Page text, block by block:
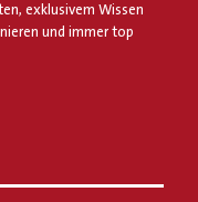
exklusivem Wissen
und immer top